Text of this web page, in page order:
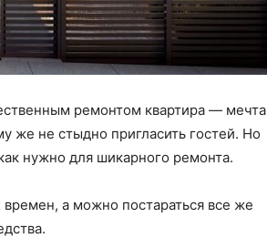
ремонтом квартира — мечта
же не стыдно пригласить гостей. Но
нужно для шикарного ремонта.
а можно постараться все же